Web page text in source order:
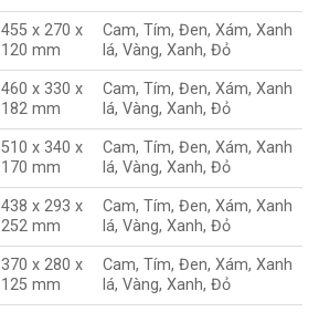
455 x 270 x
120 mm
Cam, Tím, Đen, Xám, Xanh
lá, Vàng, Xanh, Đỏ
460 x 330 x
182 mm
Cam, Tím, Đen, Xám, Xanh
lá, Vàng, Xanh, Đỏ
510 x 340 x
170 mm
Cam, Tím, Đen, Xám, Xanh
lá, Vàng, Xanh, Đỏ
438 x 293 x
252 mm
Cam, Tím, Đen, Xám, Xanh
lá, Vàng, Xanh, Đỏ
370 x 280 x
125 mm
Cam, Tím, Đen, Xám, Xanh
lá, Vàng, Xanh, Đỏ